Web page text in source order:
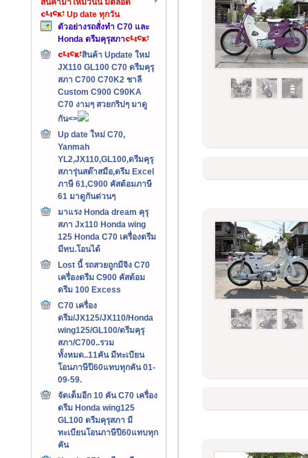
Up date ทุกวัน
ตัวอย่างรถสั่งทำ C70 และ
Honda ดรีมคุรุสภา
สินค้า Update ใหม่
JX110 GL100 C70 ดรีมคุรุ
สภา C700 C70K2 ชาลี
Custom C900 C90KA
C70 งามๆ สวยกริปๆ มาดู
กัน<>
Up date ใหม่ C70,
Yanmah
YL2,JX110,GL100,ดรีมคุรุ
สภารุ่นสต๊าสมือ,ดรีม Excel
ภาษี 61,C900 คัสต้อมภาษี
61 มาดูกันด่วนๆ
มาแรง Honda dream คุรุ
สภา Jx110 Honda wing
125 Honda C70 เครื่องดรีม
มีทบ.โอนได้
Lost นี้ รถสวยถูกมีจิง C70
เครื่องดรีม C900 คัสต้อม
ดรีม 100 Excess
C70 เครื่อง
ดรีม/JX125/JX110/Honda
wing125/GL100/ดรีมคุรุ
สภา/C700..รวม
ทั้งหมด..11คัน มีทะเบียน
โอนภาษีปี60แทบทุกคัน 01-
09-59.
จัดเต็มอีก 10 คัน C70 เครื่อง
ดรีม Honda wing125
GL100 ดรีมคุรุสภา มี
ทะเบียนโอนภาษีปี60แทบทุก
คัน